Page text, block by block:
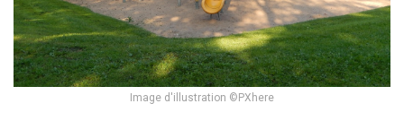
Image d'illustration ©PXhere